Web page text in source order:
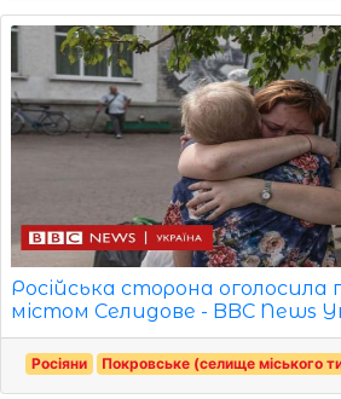
Російська сторона оголосила
містом Селидове - BBC News
Росіяни Покровське (селище міського